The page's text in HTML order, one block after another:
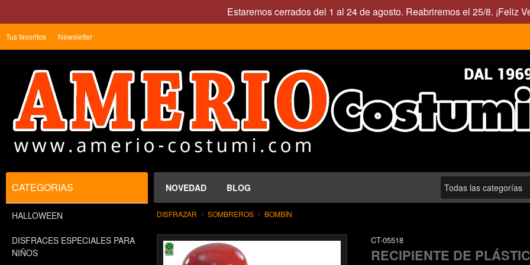
Estaremos cerrados del 1 al 24 de agosto. Reabriremos el 25/8. ¡Feliz
Tus favoritos Newsletter
NOVEDAD BLOG
CATEGORIAS
HALLOWEEN
DISFRACES ESPECIALES PARA
NIÑOS
DISFRAZAR SOMBREROS BOMBÍN
CT-05518
RECIPIENTE DE